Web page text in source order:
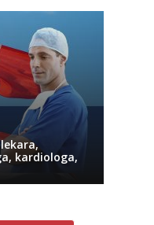
lekara,
kardiologa,